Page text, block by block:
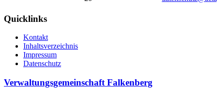
Quicklinks
Kontakt
Inhaltsverzeichnis
Impressum
Datenschutz
Verwaltungsgemeinschaft Falkenberg